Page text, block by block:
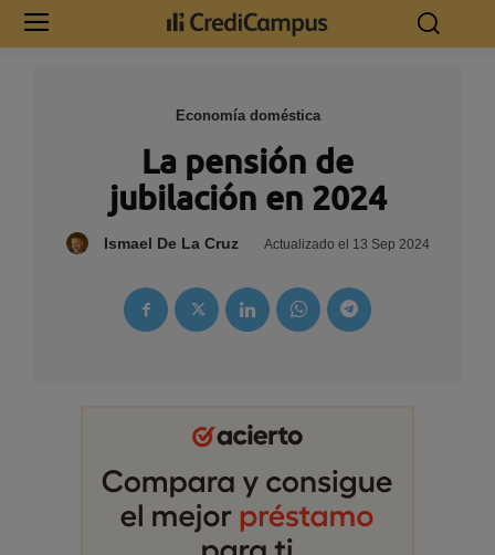
Economía doméstica
La pensión de
jubilación en 2024
Ismael De La Cruz Actualizado el 13 Sep 2024